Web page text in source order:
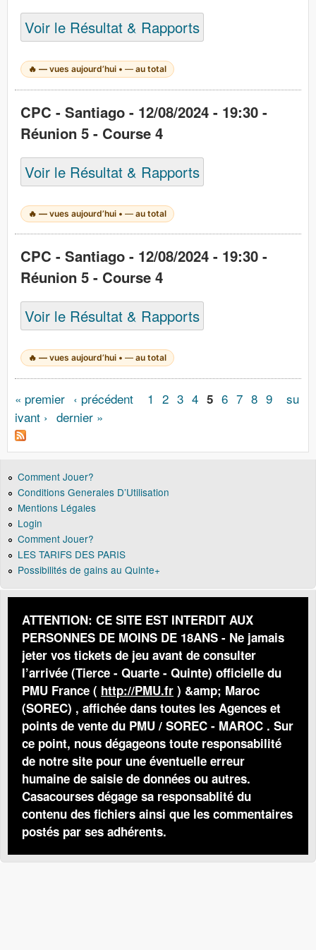
Voir le Résultat & Rapports
🔥— vues aujourd’hui •— au total
CPC - Santiago - 12/08/2024 - 19:30 -
Réunion 5 - Course 4
Voir le Résultat & Rapports
🔥— vues aujourd’hui •— au total
CPC - Santiago - 12/08/2024 - 19:30 -
Réunion 5 - Course 4
Voir le Résultat & Rapports
🔥— vues aujourd’hui •— au total
Pages
« premier ‹ précédent 1 2 3 4 5 6 7 8 9
su
ivant › dernier »
Comment Jouer?
Conditions Generales D’Utilisation
Mentions Légales
Login
Comment Jouer?
LES TARIFS DES PARIS
Possibilités de gains au Quinte+
ATTENTION: CE SITE EST INTERDIT AUX
PERSONNES DE MOINS DE 18ANS - Ne jamais
jeter vos tickets de jeu avant de consulter
l’arrivée (Tierce - Quarte - Quinte) officielle du
PMU France ( http://PMU.fr ) &amp; Maroc
(SOREC) , affichée dans toutes les Agences et
points de vente du PMU / SOREC - MAROC . Sur
ce point, nous dégageons toute responsabilité
de notre site pour une éventuelle erreur
humaine de saisie de données ou autres.
Casacourses dégage sa responsablité du
contenu des fichiers ainsi que les commentaires
postés par ses adhérents.